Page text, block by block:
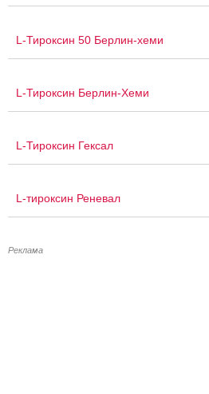
L-Тироксин 50 Берлин-хеми
L-Тироксин Берлин-Хеми
L-Тироксин Гексал
L-тироксин Реневал
Реклама